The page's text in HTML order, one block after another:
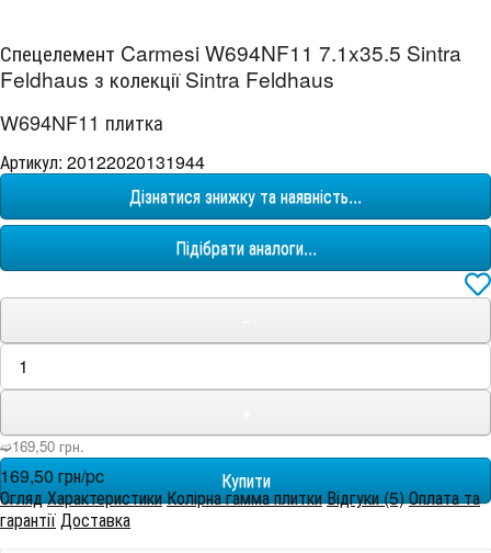
Спецелемент Carmesi W694NF11 7.1x35.5 Sintra
Feldhaus з колекції Sintra Feldhaus
W694NF11 плитка
Артикул: 20122020131944
Дізнатися знижку та наявність...
Підібрати аналоги...
➫169,50 грн.
169,50 грн/pc
ОглядХарактеристикиКолірна гамма плиткиВідгуки (5)Оплата та
гарантії Доставка